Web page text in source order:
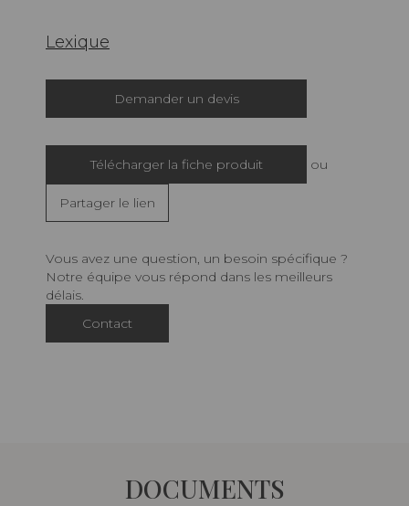
Lexique
Demander un devis
Télécharger la fiche produit ou
Partager le lien
Vous avez une question, un besoin spécifique ?
Notre équipe vous répond dans les meilleurs
délais.
Contact
DOCUMENTS